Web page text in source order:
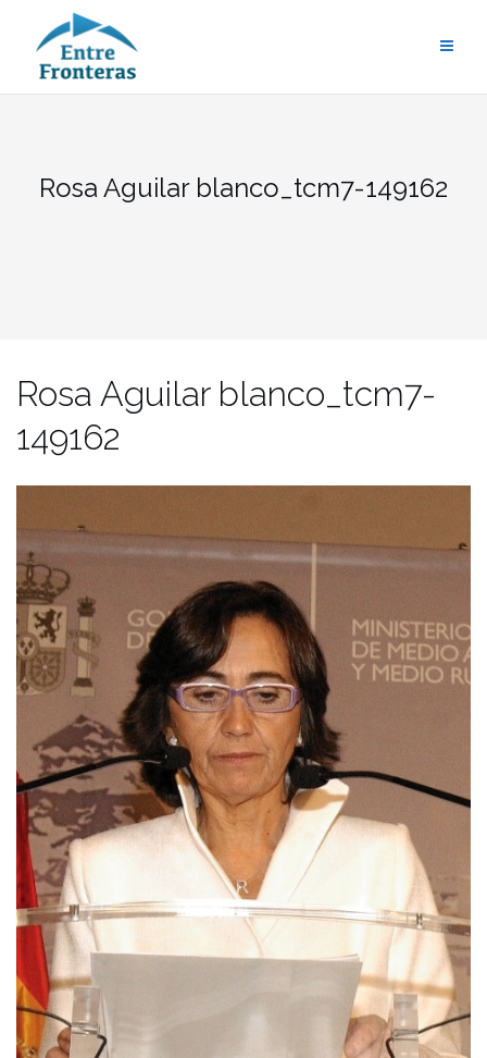
contenido
Rosa Aguilar blanco_tcm7-149162
Rosa Aguilar blanco_tcm7-
149162